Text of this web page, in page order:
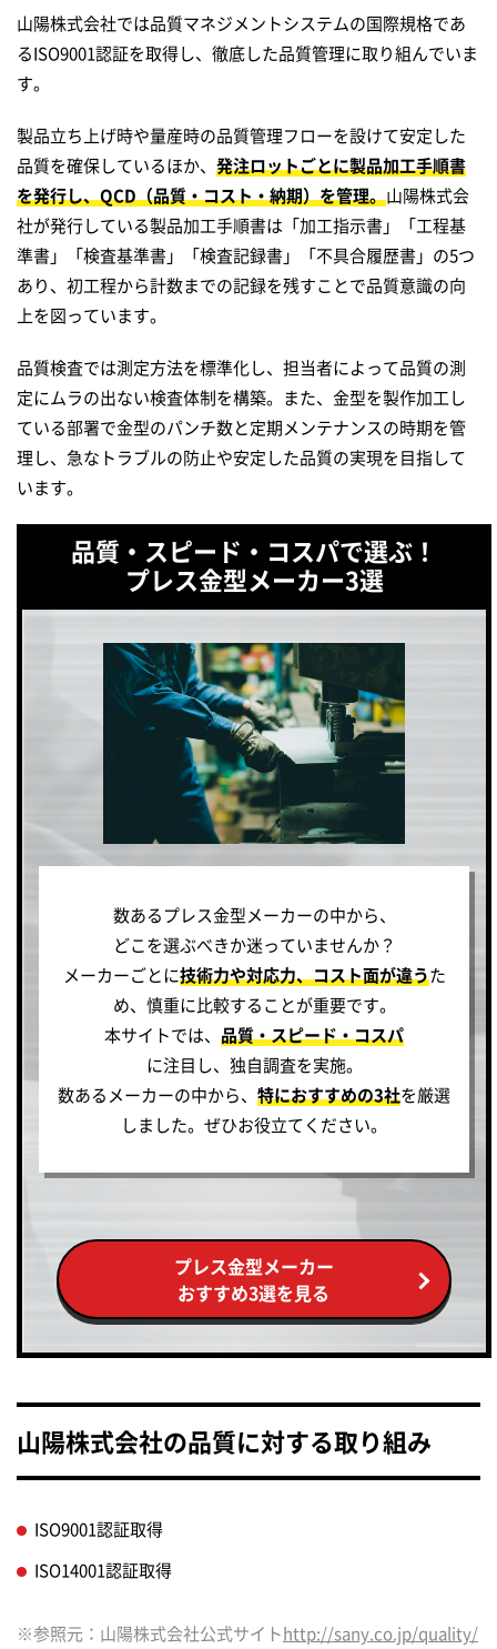
山陽株式会社では品質マネジメントシステムの国際規格であ
るISO9001認証を取得し、徹底した品質管理に取り組んでいま
す。
製品立ち上げ時や量産時の品質管理フローを設けて安定した
品質を確保しているほか、 発注ロットごとに製品加工手順書
を発行し、QCD（品質・コスト・納期）を管理。山陽株式会
社が発行している製品加工手順書は「加工指示書」「工程基
準書」「検査基準書」「検査記録書」「不具合履歴書」の5つ
あり、初工程から計数までの記録を残すことで品質意識の向
上を図っています。
品質検査では測定方法を標準化し、担当者によって品質の測
定にムラの出ない検査体制を構築。また、金型を製作加工し
ている部署で金型のパンチ数と定期メンテナンスの時期を管
理し、急なトラブルの防止や安定した品質の実現を目指して
います。
品質・スピード・コスパで選ぶ！
プレス金型メーカー3選
数あるプレス金型メーカーの中から、
どこを選ぶべきか迷っていませんか？
メーカーごとに技術力や対応力、コスト面が違うた
め、慎重に比較することが重要です。
本サイトでは、 品質・スピード・コスパ
に注目し、独自調査を実施。
数あるメーカーの中から、 特におすすめの3社を厳選
しました。ぜひお役立てください。
プレス金型メーカー
おすすめ3選を見る
山陽株式会社の品質に対する取り組み
ISO9001認証取得
ISO14001認証取得
※参照元：山陽株式会社公式サイトhttp://sany.co.jp/quality/